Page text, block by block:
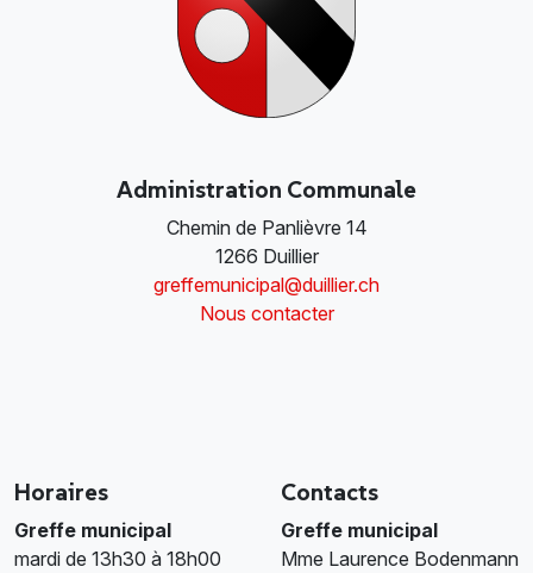
Administration Communale
Chemin de Panlièvre 14
1266 Duillier
greffemunicipal@duillier.ch
Nous contacter
Horaires
Greffe municipal
mardi de 13h30 à 18h00
Contacts
Greffe municipal
Mme Laurence Bodenmann